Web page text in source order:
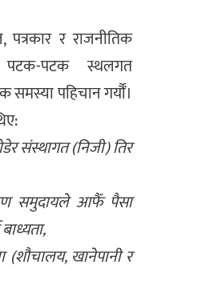
र राजनीतिक
पटक स्थलगत
समस्या पहिचान गर्यौँ।
संस्थागत (निजी) तिर
समुदायले आफैँ पैसा
खानेपानी र